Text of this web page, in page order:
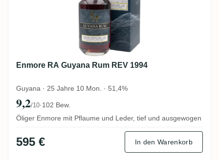
Enmore RA Guyana Rum REV 1994
Guyana · 25 Jahre 10 Mon. · 51,4%
9,2/10·102 Bew.
Öliger Enmore mit Pflaume und Leder, tief und ausgewogen
595 € In den Warenkorb